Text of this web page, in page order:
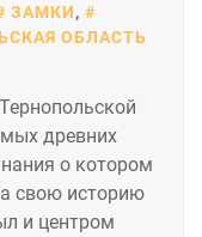
ЗАМКИ,
ОБЛАСТЬ
древних
о котором
свою историю
и центром